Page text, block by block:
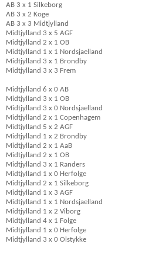
AB 3 x 1 Silkeborg
AB 3 x 2 Koge
AB 3 x 3 Midtjylland
Midtjylland 3 x 5 AGF
Midtjylland 2 x 1 OB
Midtjylland 1 x 1 Nordsjaelland
Midtjylland 3 x 1 Brondby
Midtjylland 3 x 3 Frem
Midtjylland 6 x 0 AB
Midtjylland 3 x 1 OB
Midtjylland 3 x 0 Nordsjaelland
Midtjylland 2 x 1 Copenhagem
Midtjylland 5 x 2 AGF
Midtjylland 1 x 2 Brondby
Midtjylland 2 x 1 AaB
Midtjylland 2 x 1 OB
Midtjylland 3 x 1 Randers
Midtjylland 1 x 0 Herfolge
Midtjylland 2 x 1 Silkeborg
Midtjylland 1 x 3 AGF
Midtjylland 1 x 1 Nordsjaelland
Midtjylland 1 x 2 Viborg
Midtjylland 4 x 1 Folge
Midtjylland 1 x 0 Herfolge
Midtjylland 3 x 0 Olstykke